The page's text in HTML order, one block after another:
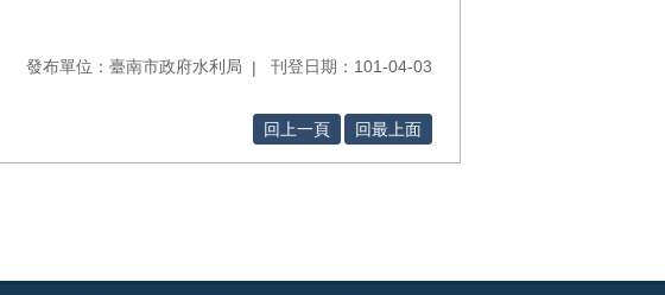
發布單位：臺南市政府水利局 刊登日期：101-04-03
回上一頁 回最上面